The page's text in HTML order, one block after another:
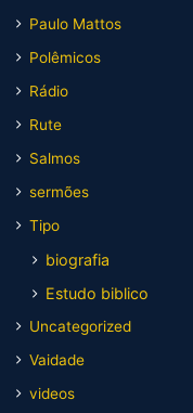
Paulo Mattos
Polêmicos
Rádio
Rute
Salmos
sermões
Tipo
biografia
Estudo biblico
Uncategorized
Vaidade
videos